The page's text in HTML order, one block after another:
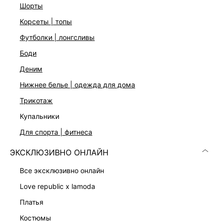
шорты
корсеты | топы
футболки | лонгсливы
боди
деним
нижнее белье | одежда для дома
трикотаж
купальники
для спорта | фитнеса
ЭКСКЛЮЗИВНО ОНЛАЙН
все эксклюзивно онлайн
love republic x lamoda
платья
костюмы
Подробные условия доставки и возврата
КОМПАНИЯ
КЛИЕНТАМ
ЛИЧНЫЙ КАБИНЕТ